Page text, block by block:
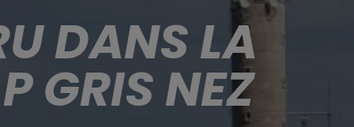
DANS LA
GRIS NEZ